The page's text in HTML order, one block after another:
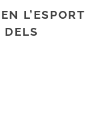
L’ESPORT
DELS